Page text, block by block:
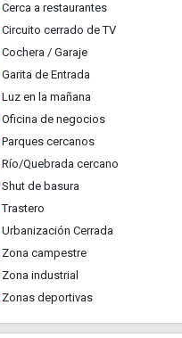
Cerca a restaurantes
Circuito cerrado de TV
Cochera / Garaje
Garita de Entrada
Luz en la mañana
Oficina de negocios
Parques cercanos
Río/Quebrada cercano
Shut de basura
Trastero
Urbanización Cerrada
Zona campestre
Zona industrial
Zonas deportivas